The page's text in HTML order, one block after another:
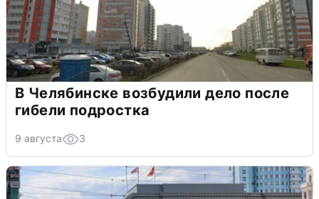
В Челябинске возбудили дело после
гибели подростка
9 августа 3